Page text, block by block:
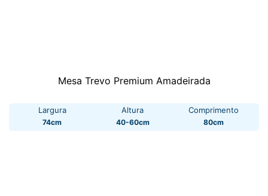
Mesa Trevo Premium Amadeirada
Largura
74cm
Altura
40-60cm
Comprimento
80cm